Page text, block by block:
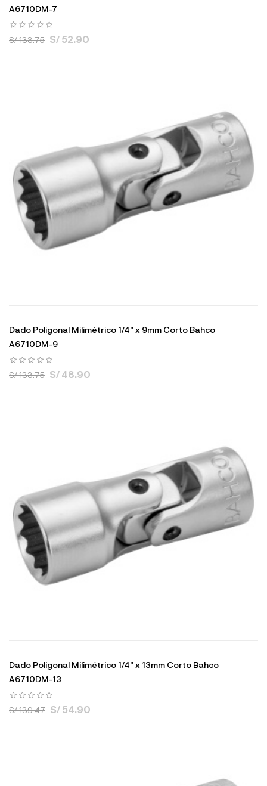
A6710DM-7
S/ 133.75 S/ 52.90
Dado Poligonal Milimétrico 1/4" x 9mm Corto Bahco
A6710DM-9
S/ 133.75 S/ 48.90
Dado Poligonal Milimétrico 1/4" x 13mm Corto Bahco
A6710DM-13
S/ 139.47 S/ 54.90